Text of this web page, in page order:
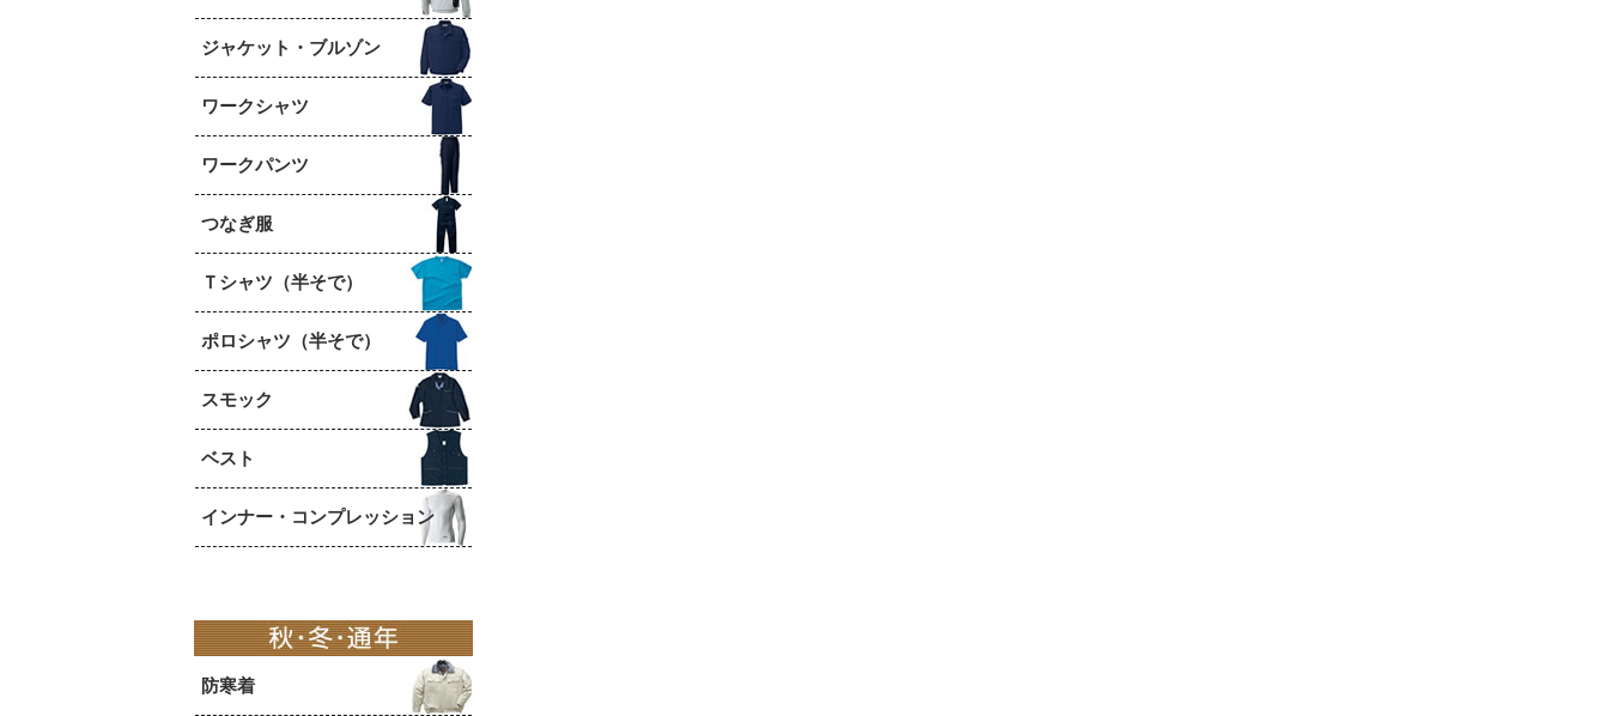
ジャケット・ブルゾン
ワークシャツ
ワークパンツ
つなぎ服
Ｔシャツ（半そで）
ポロシャツ（半そで）
スモック
ベスト
インナー・コンプレッション
防寒着